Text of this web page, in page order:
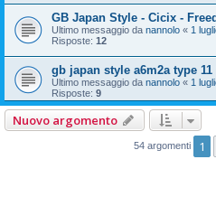
GB Japan Style - Cicix -
Ultimo messaggio da nannolo « 1
Risposte: 12
gb japan style a6m2a type
Ultimo messaggio da nannolo « 1
Risposte: 9
Nuovo argomento
54 argomenti 1